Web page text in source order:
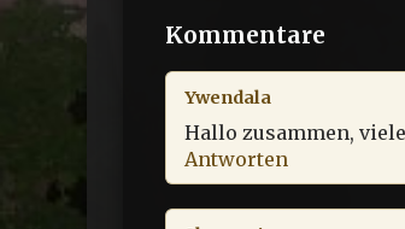
Kommentare
Ywendala
Hallo zusammen,
Antworten